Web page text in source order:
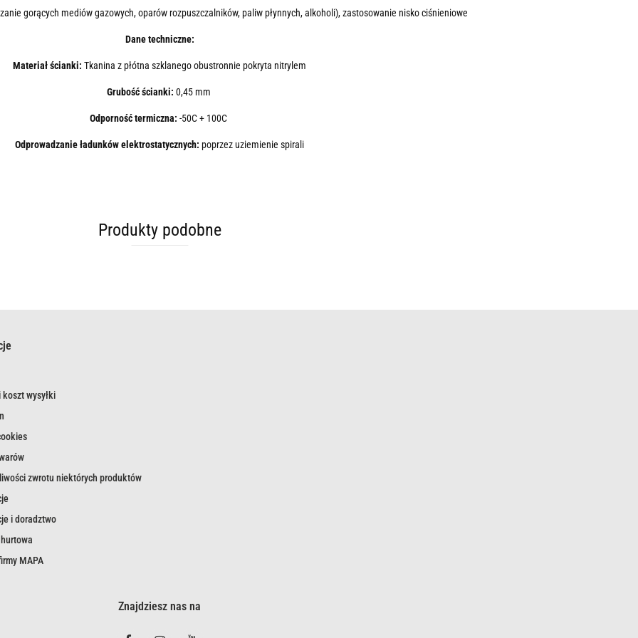
gorących mediów gazowych, oparów rozpuszczalników, paliw płynnych, alkoholi), zastosowanie nisko ciśnieniowe
Dane techniczne:
Materiał ścianki: Tkanina z płótna szklanego obustronnie pokryta nitrylem
Grubość ścianki: 0,45 mm
Odporność termiczna: -50C + 100C
Odprowadzanie ładunków elektrostatycznych: poprzez uziemienie spirali
Produkty podobne
wysyłki
zwrotu niektórych produktów
i doradztwo
MAPA
Znajdziesz nas na